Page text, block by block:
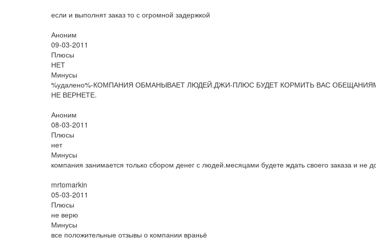
если и выполнят заказ то с огромной задержкой
Аноним
09-03-2011
Плюсы
НЕТ
Минусы
%удалено%-КОМПАНИЯ ОБМАНЫВАЕТ ЛЮДЕЙ.ДЖИ-ПЛЮС БУДЕТ КОРМИТЬ ВАС
НЕ ВЕРНЕТЕ.
Аноним
08-03-2011
Плюсы
нет
Минусы
компания занимается только сбором денег с людей.месяцами будете ждать своего заказа и не
mrtomarkin
05-03-2011
Плюсы
не верю
Минусы
все положительные отзывы о компании враньё